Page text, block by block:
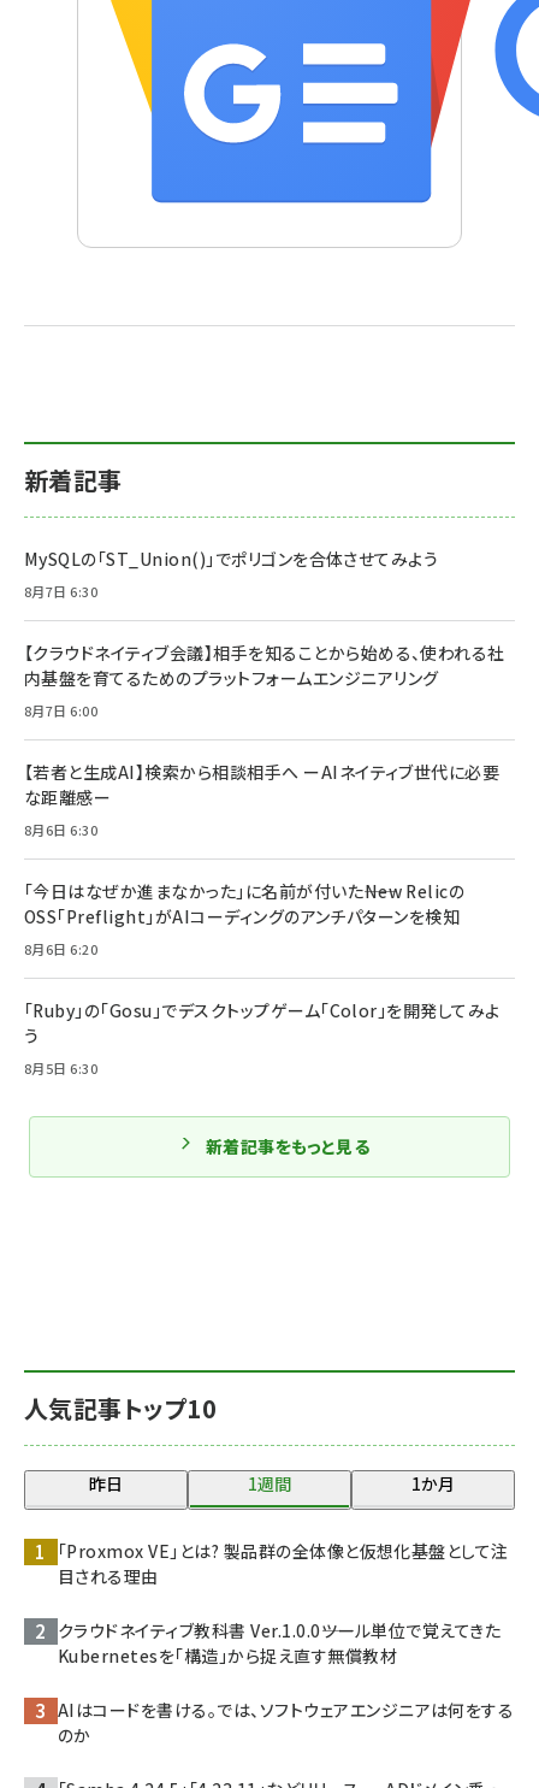
人気記事トップ10
昨日 1週間 1か月
「Proxmox VE」とは? 製品群の全体像と仮想化基盤として注
目される理由
クラウドネイティブ教科書 Ver.1.0.0――ツール単位で覚えてきた
Kubernetesを「構造」から捉え直す無償教材
AIはコードを書ける。では、ソフトウェアエンジニアは何をする
のか
新着記事
MySQLの「ST_Union()」でポリゴンを合体させてみよう
8月7日 6:30
【クラウドネイティブ会議】相手を知ることから始める、使われる社
内基盤を育てるためのプラットフォームエンジニアリング
8月7日 6:00
【若者と生成AI】検索から相談相手へ ーAIネイティブ世代に必要
な距離感ー
8月6日 6:30
「今日はなぜか進まなかった」に名前が付いた――New Relicの
OSS「Preflight」がAIコーディングのアンチパターンを検知
8月6日 6:20
「Ruby」の「Gosu」でデスクトップゲーム「Color」を開発してみよ
う
8月5日 6:30
新着記事をもっと見る